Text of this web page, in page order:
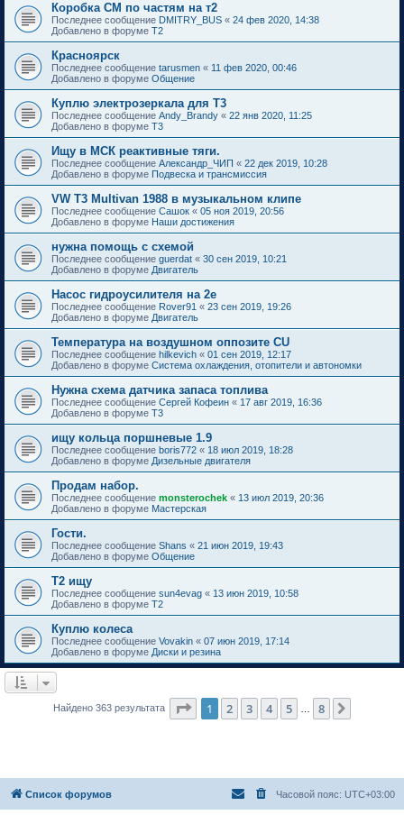
Коробка СМ по частям на т2
Последнее сообщение DMITRY_BUS « 24 фев 2020, 14:38
Добавлено в форуме T2
Красноярск
Последнее сообщение tarusmen « 11 фев 2020, 00:46
Добавлено в форуме Общение
Куплю электрозеркала для Т3
Последнее сообщение Andy_Brandy « 22 янв 2020, 11:25
Добавлено в форуме T3
Ищу в МСК реактивные тяги.
Последнее сообщение Александр_ЧИП « 22 дек 2019, 10:28
Добавлено в форуме Подвеска и трансмиссия
VW T3 Multivan 1988 в музыкальном клипе
Последнее сообщение Сашок « 05 ноя 2019, 20:56
Добавлено в форуме Наши достижения
нужна помощь с схемой
Последнее сообщение guerdat « 30 сен 2019, 10:21
Добавлено в форуме Двигатель
Насос гидроусилителя на 2е
Последнее сообщение Rover91 « 23 сен 2019, 19:26
Добавлено в форуме Двигатель
Температура на воздушном оппозите CU
Последнее сообщение hilkevich « 01 сен 2019, 12:17
Добавлено в форуме Система охлаждения, отопители и автономки
Нужна схема датчика запаса топлива
Последнее сообщение Сергей Кофеин « 17 авг 2019, 16:36
Добавлено в форуме T3
ищу кольца поршневые 1.9
Последнее сообщение boris772 « 18 июл 2019, 18:28
Добавлено в форуме Дизельные двигателя
Продам набор.
Последнее сообщение monsterochek « 13 июл 2019, 20:36
Добавлено в форуме Мастерская
Гости.
Последнее сообщение Shans « 21 июн 2019, 19:43
Добавлено в форуме Общение
Т2 ищу
Последнее сообщение sun4evag « 13 июн 2019, 10:58
Добавлено в форуме T2
Куплю колеса
Последнее сообщение Vovakin « 07 июн 2019, 17:14
Добавлено в форуме Диски и резина
Найдено 363 результата Страница из
1 2 3 4 5 8
Список форумов Часовой пояс: UTC+03:00